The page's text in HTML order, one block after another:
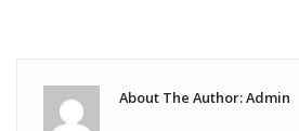
About The Author: Admin